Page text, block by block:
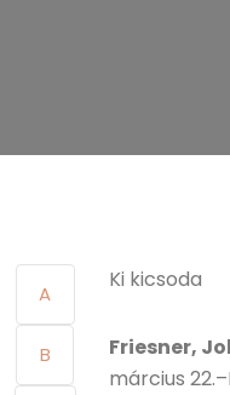
A
B
Ki kicsoda
Friesner,
március